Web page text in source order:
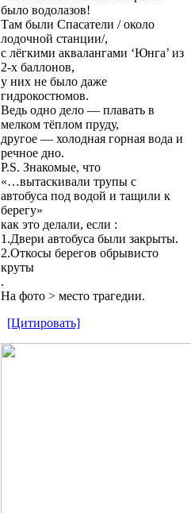
было водолазов!
Там были Спасатели / около
лодочной станции/,
c лёгкими аквалангами ‘Юнга’ из
2-х баллонов,
у них не было даже
гидрокостюмов.
Ведь одно дело — плавать в
мелком тёплом пруду,
другое — холодная горная вода и
речное дно.
P.S. Знакомые, что
«…вытаскивали трупы с
автобуса под водой и тащили к
берегу»
как это делали, если :
1.Двери автобуса были закрыты.
2.Откосы берегов обрывисто
круты
.
На фото > место трагедии.
[Цитировать]